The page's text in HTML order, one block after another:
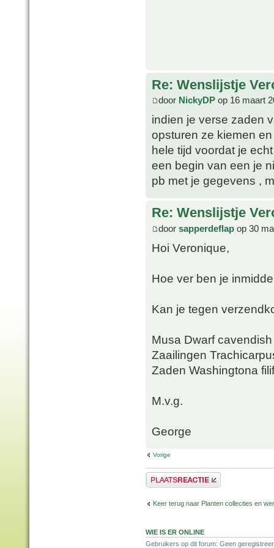
Re: Wenslijstje
door NickyDP op 16 maart
indien je verse zaden
opsturen ze kiemen
hele tijd voordat je
een begin van een je
pb met je gegevens ,
Re: Wenslijstje
door sapperdeflap op 30
Hoi Veronique,
Hoe ver ben je
Kan je tegen
Musa Dwarf
Zaailingen
Zaden Washingtona
M.v.g.
George
Vorige
Plaats een reactie
Keer terug naar Planten collecties en
WIE IS ER ONLINE
Gebruikers op dit forum: Geen